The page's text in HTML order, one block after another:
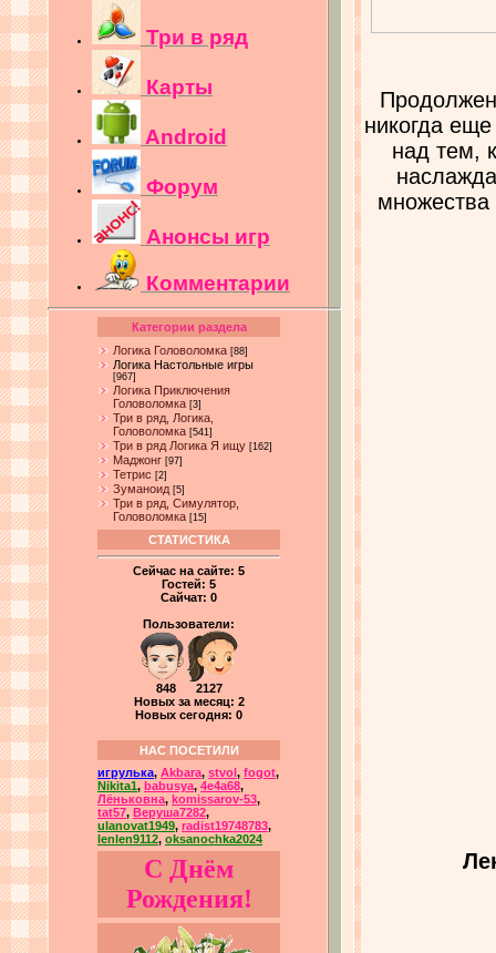
Три в ряд
Карты
Android
Форум
Анонсы игр
Комментарии
Категории раздела
Логика Головоломка [88]
Логика Настольные игры
[967]
Логика Приключения
Головоломка [3]
Три в ряд, Логика,
Головоломка [541]
Три в ряд Логика Я ищу [162]
Маджонг [97]
Тетрис [2]
Зуманоид [5]
Три в ряд, Симулятор,
Головоломка [15]
СТАТИСТИКА
Сейчас на сайте: 5
Гостей: 5
Сайчат: 0
Пользователи:
848 2127
Новых за месяц: 2
Новых сегодня: 0
НАС ПОСЕТИЛИ
игрулька, Akbara, stvol , fogot,
Nikita1, babusya, 4e4a68,
Лёньковна, komissarov-53,
tat57, Веруша7282,
ulanovat1949, radist19748783,
lenlen9112, oksanochka2024
С Днём
Рождения!
никогда
над тем,
множества